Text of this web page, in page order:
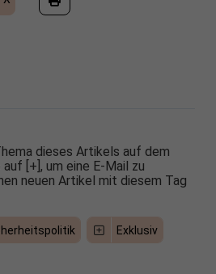
dieses Artikels auf dem
[+], um eine E-Mail zu
neuen Artikel mit diesem Tag
Exklusiv